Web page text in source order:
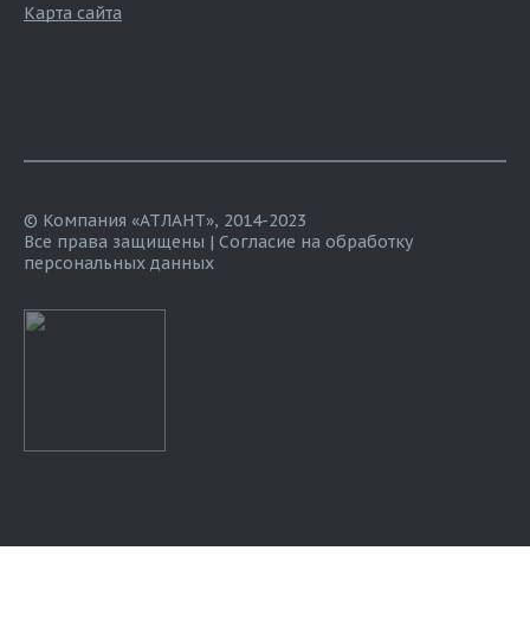
Карта сайта
© Компания «АТЛАНТ», 2014-2023
Все права защищены | Согласие на обработку
персональных данных